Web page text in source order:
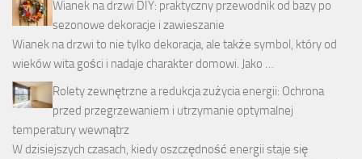
Wianek na drzwi DIY: praktyczny przewodnik od bazy po
sezonowe dekoracje i zawieszanie
Wianek na drzwi to nie tylko dekoracja, ale także symbol, który od
wieków wita gości i nadaje charakter domowi. Jako …
Rolety zewnętrzne a redukcja zużycia energii: Ochrona
przed przegrzewaniem i utrzymanie optymalnej
temperatury wewnątrz
W dzisiejszych czasach, kiedy oszczędność energii staje się